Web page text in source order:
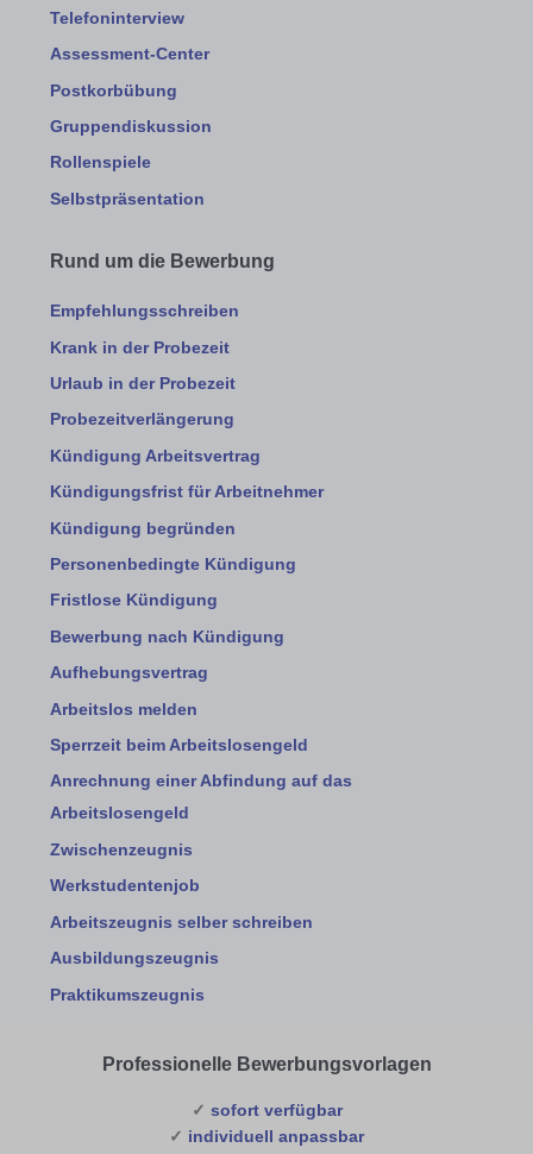
Telefoninterview
Assessment-Center
Postkorbübung
Gruppendiskussion
Rollenspiele
Selbstpräsentation
Rund um die Bewerbung
Empfehlungsschreiben
Krank in der Probezeit
Urlaub in der Probezeit
Probezeitverlängerung
Kündigung Arbeitsvertrag
Kündigungsfrist für Arbeitnehmer
Kündigung begründen
Personenbedingte Kündigung
Fristlose Kündigung
Bewerbung nach Kündigung
Aufhebungsvertrag
Arbeitslos melden
Sperrzeit beim Arbeitslosengeld
Anrechnung einer Abfindung auf das
Arbeitslosengeld
Zwischenzeugnis
Werkstudentenjob
Arbeitszeugnis selber schreiben
Ausbildungszeugnis
Praktikumszeugnis
Professionelle Bewerbungsvorlagen
✓ sofort verfügbar
✓ individuell anpassbar